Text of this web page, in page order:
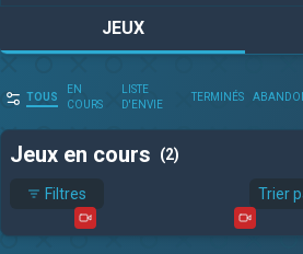
JEUX
TOUS
EN
COURS
LISTE
D'ENVIE
TERMINÉS
Jeux en cours (2)
Filtres Trier